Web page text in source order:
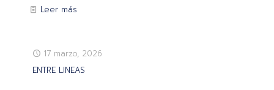
Leer más
17 marzo, 2026
ENTRE LINEAS